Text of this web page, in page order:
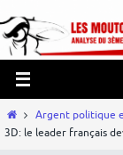
vers
le
contenu
HomeArgent politique
3D: le leader français